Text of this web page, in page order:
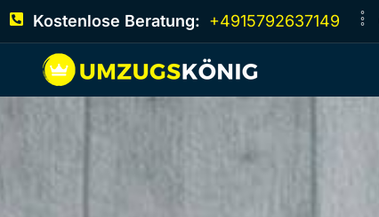
Kostenlose Beratung: +4915792637149